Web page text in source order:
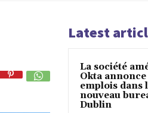
Latest
La société
Okta
emplois dans
nouveau
Dublin